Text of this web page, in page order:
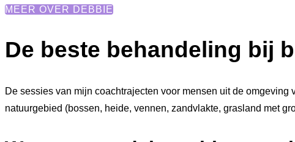
MEER OVER DEBBIE
De beste behandeling bij
De sessies van mijn coachtrajecten voor mensen uit de omgeving
natuurgebied (bossen, heide, vennen, zandvlakte, grasland met